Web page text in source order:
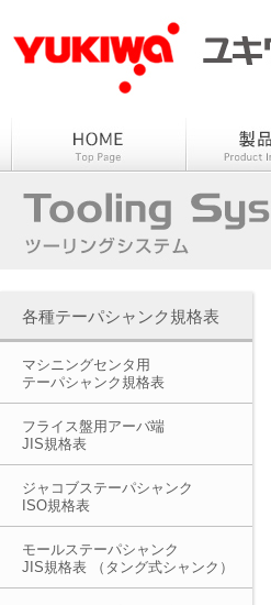
各種テーパシャンク規格表
マシニングセンタ用
テーパシャンク規格表
フライス盤用アーバ端
JIS規格表
ジャコブステーパシャンク
ISO規格表
モールステーパシャンク
JIS規格表 （タング式シャンク）